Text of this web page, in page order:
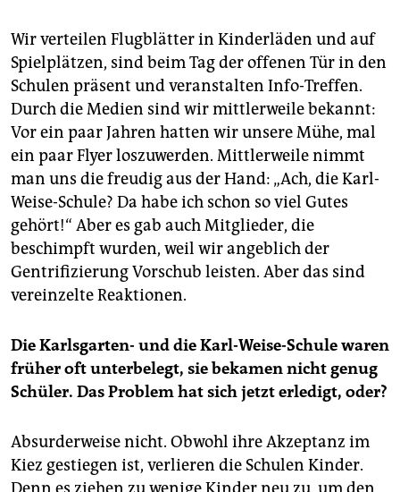
Wir verteilen Flugblätter in Kinderläden und auf
Spielplätzen, sind beim Tag der offenen Tür in den
Schulen präsent und veranstalten Info-Treffen.
Durch die Medien sind wir mittlerweile bekannt:
Vor ein paar Jahren hatten wir unsere Mühe, mal
ein paar Flyer loszuwerden. Mittlerweile nimmt
man uns die freudig aus der Hand: „Ach, die Karl-
Weise-Schule? Da habe ich schon so viel Gutes
gehört!“ Aber es gab auch Mitglieder, die
beschimpft wurden, weil wir angeblich der
Gentrifizierung Vorschub leisten. Aber das sind
vereinzelte Reaktionen.
Die Karlsgarten- und die Karl-Weise-Schule waren
früher oft unterbelegt, sie bekamen nicht genug
Schüler. Das Problem hat sich jetzt erledigt, oder?
Absurderweise nicht. Obwohl ihre Akzeptanz im
Kiez gestiegen ist, verlieren die Schulen Kinder.